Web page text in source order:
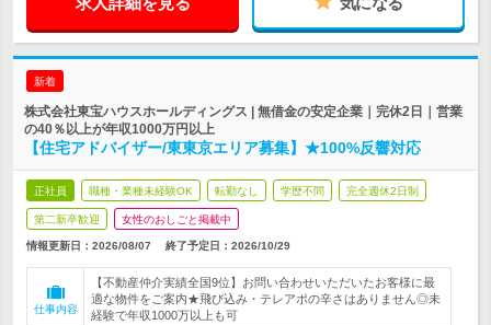
新着
株式会社東宝ハウスホールディングス | 無借金の安定企業｜完休2日｜営業
の40％以上が年収1000万円以上
【住宅アドバイザー/東東京エリア募集】★100%反響対応
正社員 職種・業種未経験OK 転勤なし 学歴不問 完全週休2日制
第二新卒歓迎 女性のおしごと掲載中
情報更新日：2026/08/07 終了予定日： 2026/10/29
仕事内容
【不動産仲介実績全国9位】お問い合わせいただいたお客様に最
適な物件をご案内★飛び込み・テレアポの辛さはありません◎未
経験で年収1000万以上も可